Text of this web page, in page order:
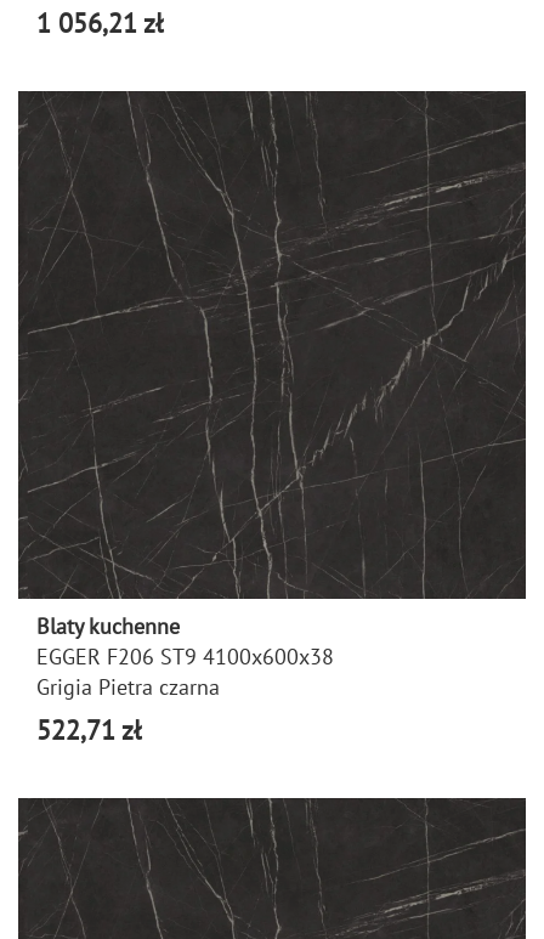
1 056,21 zł
Blaty kuchenne
EGGER F206 ST9 4100x600x38
Grigia Pietra czarna
522,71 zł